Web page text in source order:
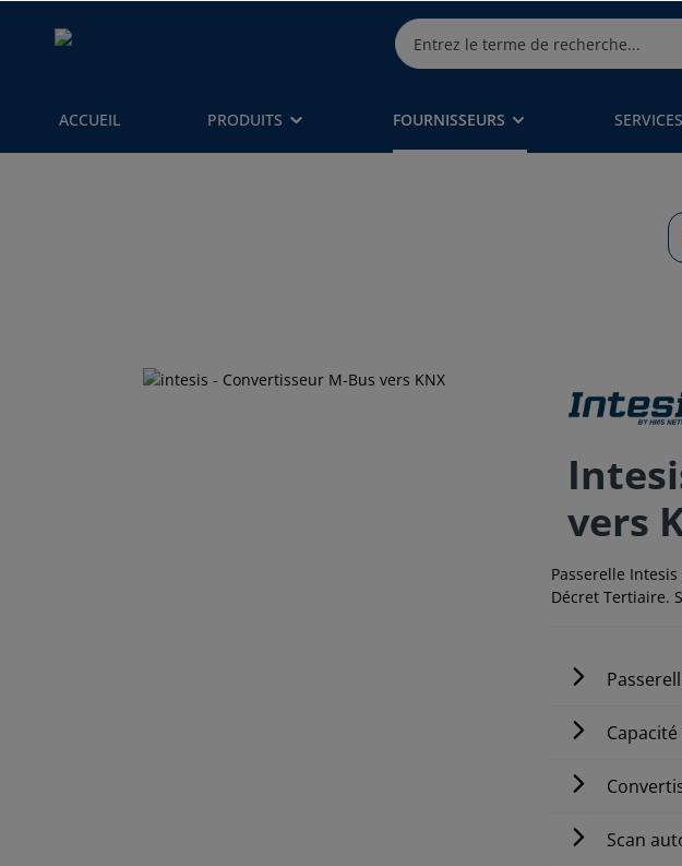
ACCUEIL PRODUITS FOURNISSEURS SERVICES
vers
Passerelle
Décret Tertiaire.
Scan